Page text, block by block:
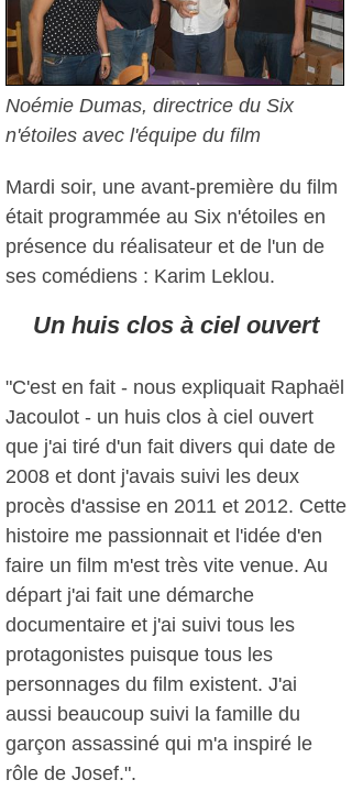
Noémie Dumas, directrice du Six
n'étoiles avec l'équipe du film
Mardi soir, une avant-première du film
était programmée au Six n'étoiles en
présence du réalisateur et de l'un de
ses comédiens : Karim Leklou.
Un huis clos à ciel ouvert
"C'est en fait - nous expliquait Raphaël
Jacoulot - un huis clos à ciel ouvert
que j'ai tiré d'un fait divers qui date de
2008 et dont j'avais suivi les deux
procès d'assise en 2011 et 2012. Cette
histoire me passionnait et l'idée d'en
faire un film m'est très vite venue. Au
départ j'ai fait une démarche
documentaire et j'ai suivi tous les
protagonistes puisque tous les
personnages du film existent. J'ai
aussi beaucoup suivi la famille du
garçon assassiné qui m'a inspiré le
rôle de Josef.".